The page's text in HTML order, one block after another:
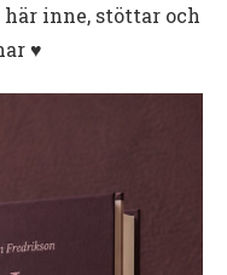
inne, stöttar och
♥️